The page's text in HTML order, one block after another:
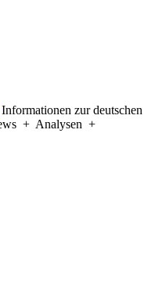
Informationen zur deutschen
+ Analysen +